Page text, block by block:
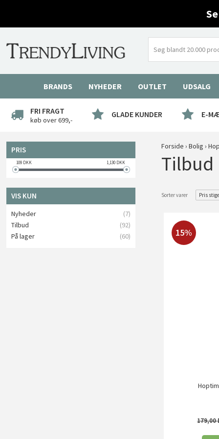
BRANDS NYHEDER OUTLET UDSALG
FRI FRAGT
køb over 699,-
GLADE KUNDER E-
PRIS
109 DKK 1,130 DKK
VIS KUN
Nyheder
(7)
Tilbud
(92)
På lager
(60)
Forside › Bolig ›
Sorter varer Pris
15%
179,00